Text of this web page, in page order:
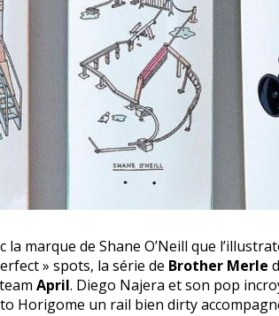
la marque de Shane O’Neill que
» spots, la série de Brother Merle
April. Diego Najera et son pop
Horigome un rail bien dirty